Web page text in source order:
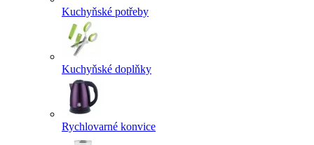
Kuchyňské potřeby
Kuchyňské doplňky
Rychlovarné konvice